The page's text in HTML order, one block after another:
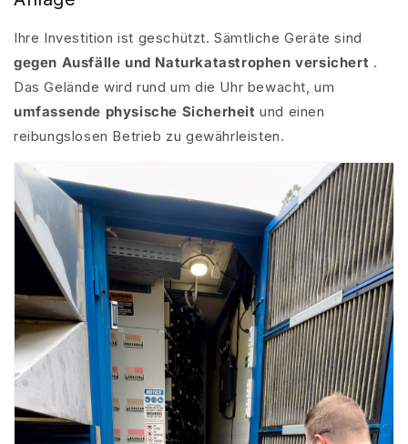
Ihre Investition ist geschützt. Sämtliche Geräte sind
gegen Ausfälle und Naturkatastrophen versichert .
Das Gelände wird rund um die Uhr bewacht, um
umfassende physische Sicherheit und einen
reibungslosen Betrieb zu gewährleisten.